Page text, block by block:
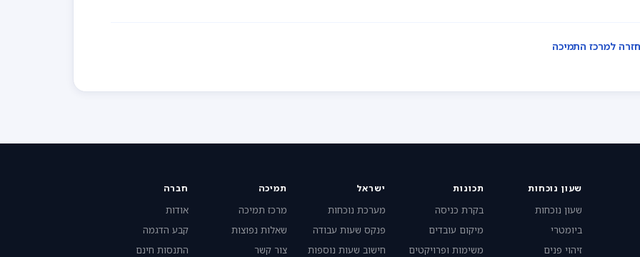
חזרה למרכז התמיכה
שעון נוכחות
שעון נוכחות
ביומטרי
זיהוי פנים
תכונות
בקרת כניסה
מיקום עובדים
משימות ופרויקטים
ישראל
מערכת נוכחות
פנקס שעות עבודה
חישוב שעות נוספות
תמיכה
מרכז תמיכה
שאלות נפוצות
צור קשר
חברה
אודות
קבע הדגמה
התנסות חינם